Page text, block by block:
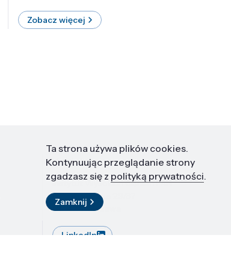
Zobacz więcej
Kontakt
Instytut Wysokich Ciśnień PAN
ul. Sokołowska 29/37
01-142 Warszawa
LinkedIn
Ta strona używa plików cookies.
Kontynuując przeglądanie strony
zgadzasz się z polityką prywatności.
Zamknij